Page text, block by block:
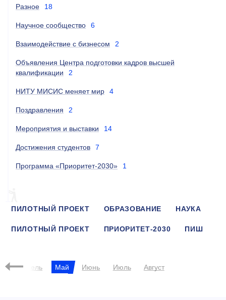
Разное 18
Научное сообщество 6
Взаимодействие с бизнесом 2
Объявления Центра подготовки кадров высшей
квалификации
2
НИТУ МИСИС меняет мир 4
Поздравления 2
Мероприятия и выставки 14
Достижения студентов 7
Программа «Приоритет-2030» 1
ПИЛОТНЫЙ ПРОЕКТ ОБРАЗОВАНИЕ НАУКА
ПИЛОТНЫЙ ПРОЕКТ ПРИОРИТЕТ-2030 ПИШ
Апрель Май Июнь Июль Август